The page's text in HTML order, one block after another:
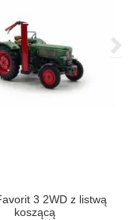
3 2WD z listwą
koszącą